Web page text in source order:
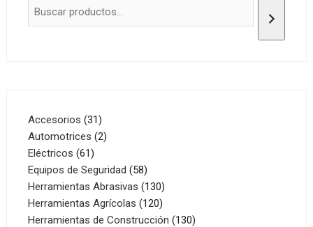
Accesorios 3131
productos
Automotrices 22
Eléctricos 6161
productos
Equipos de Seguridad 5858
productos
Herramientas Abrasivas 130130
productos
Herramientas Agrícolas 120120
productos
Herramientas de Construcción 130130